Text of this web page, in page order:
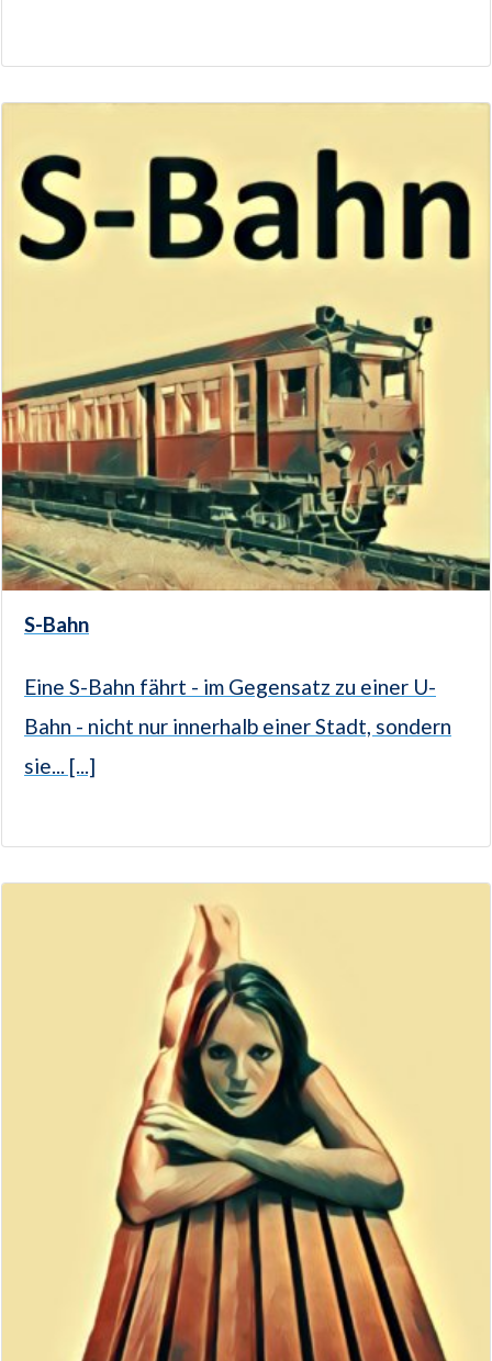
S-Bahn
Eine S-Bahn fährt - im Gegensatz zu einer U-
Bahn - nicht nur innerhalb einer Stadt, sondern
sie... [...]